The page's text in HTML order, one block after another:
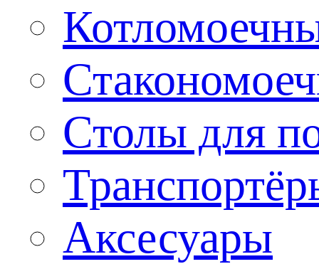
Столы для
Аксесуары